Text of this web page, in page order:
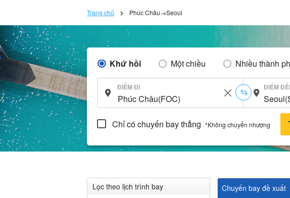
Trang chủ Phúc Châu→Seoul
Khứ hồi Một chiều Nhiều thành
ĐIỂM ĐI ĐIỂM
Chỉ có chuyến bay thẳng *Không chuyển nhượng
Lọc theo lịch trình bay Chuyến bay đề xuất